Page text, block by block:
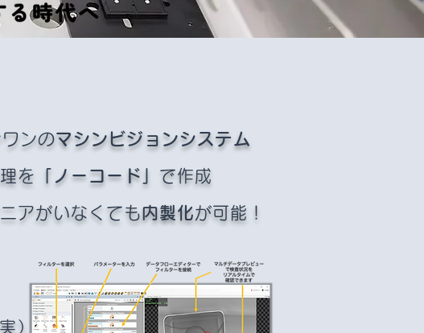
ンのマシンビジョンシステム
を 「ノーコード」 で作成
アがいなくても内製化が可能！
）